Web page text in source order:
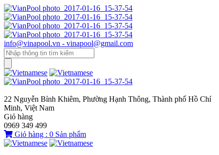
info@vinapool.vn - vinapool@gmail.com
22 Nguyễn Bỉnh Khiêm, Phường Hạnh Thông, Thành phố Hồ Chí
Minh, Việt Nam
Giỏ hàng
0969 349 499
Giỏ hàng : 0 Sản phẩm